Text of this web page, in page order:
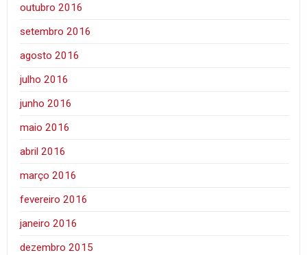
outubro 2016
setembro 2016
agosto 2016
julho 2016
junho 2016
maio 2016
abril 2016
março 2016
fevereiro 2016
janeiro 2016
dezembro 2015